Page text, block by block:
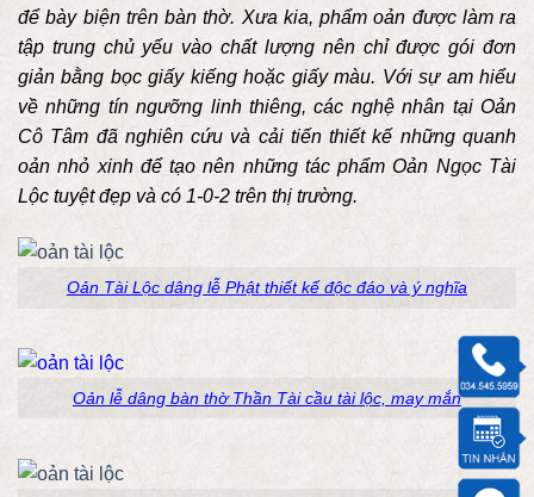
để bày biện trên bàn thờ. Xưa kia, phẩm oản được làm ra
tập trung chủ yếu vào chất lượng nên chỉ được gói đơn
giản bằng bọc giấy kiếng hoặc giấy màu. Với sự am hiểu
về những tín ngưỡng linh thiêng, các nghệ nhân tại Oản
Cô Tâm đã nghiên cứu và cải tiến thiết kế những quanh
oản nhỏ xinh để tạo nên những tác phẩm Oản Ngọc Tài
Lộc tuyệt đẹp và có 1-0-2 trên thị trường.
Oản Tài Lộc dâng lễ Phật thiết kế độc đáo và ý nghĩa
Oản lễ dâng bàn thờ Thần Tài cầu tài lộc, may mắn